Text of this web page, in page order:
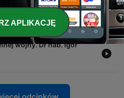
oporu przeciw UPA na
Zajączkowski
wojny. Dr hab. Igor
APLIKACJĘ